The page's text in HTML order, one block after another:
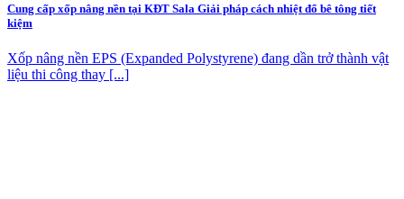
Cung cấp xốp nâng nền tại KĐT Sala Giải pháp cách nhiệt đổ bê tông tiết
kiệm
Xốp nâng nền EPS (Expanded Polystyrene) đang dần trở thành vật
liệu thi công thay [...]